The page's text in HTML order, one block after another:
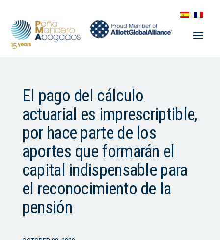
El pago del cálculo
actuarial es imprescriptible,
por hace parte de los
aportes que formarán el
capital indispensable para
el reconocimiento de la
pensión